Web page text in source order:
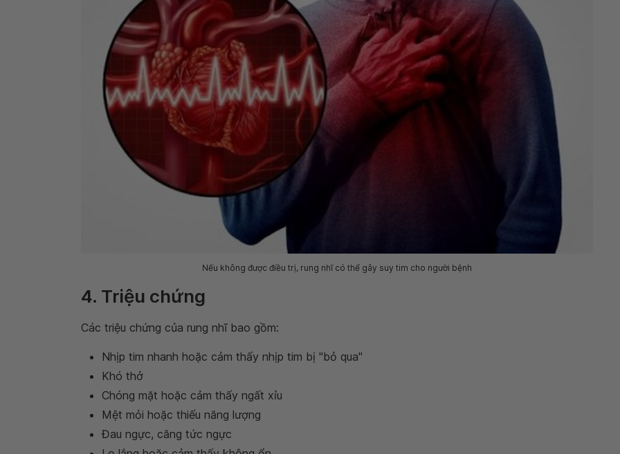
Nếu không được điều trị, rung nhĩ có thể gây suy tim cho người bệnh
4. Triệu chứng
Các triệu chứng của rung nhĩ bao gồm:
Nhịp tim nhanh hoặc cảm thấy nhịp tim bị "bỏ qua"
Khó thở
Chóng mặt hoặc cảm thấy ngất xỉu
Mệt mỏi hoặc thiếu năng lượng
Đau ngực, căng tức ngực